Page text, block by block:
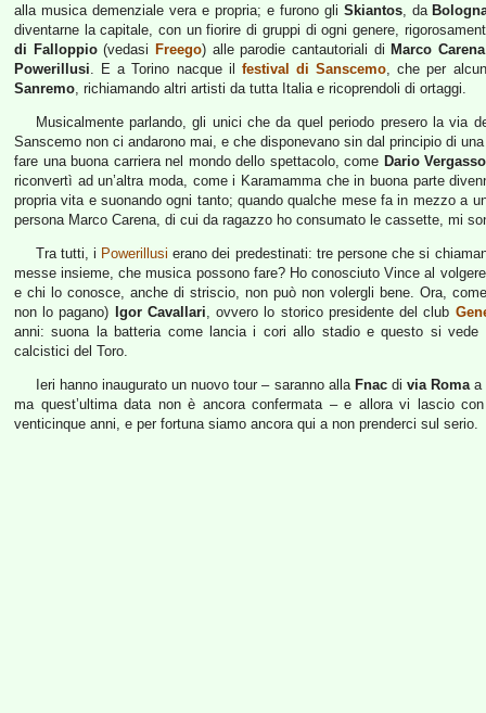
alla musica demenziale vera e propria; e furono gli Skiantos, da
diventarne la capitale, con un fiorire di gruppi di ogni genere,
di Falloppio(vedasi Freego) alle parodie cantautoriali di Marco Carena
Powerillusi. E a Torino nacque il festival di Sanscemo, che per
Sanremo, richiamando altri artisti da tutta Italia e ricoprendoli di ortaggi.
Musicalmente parlando, gli unici che da quel periodo presero la via
Sanscemo non ci andarono mai, e che disponevano sin dal principio di
fare una buona carriera nel mondo dello spettacolo, come Dario
riconvertì ad un’altra moda, come i Karamamma che in buona parte
propria vita e suonando ogni tanto; quando qualche mese fa in mezzo a
persona Marco Carena, di cui da ragazzo ho consumato le cassette, mi
Tra tutti, i Powerillusi erano dei predestinati: tre persone che si
messe insieme, che musica possono fare? Ho conosciuto Vince al
e chi lo conosce, anche di striscio, non può non volergli bene. Ora,
non lo pagano)
Igor Cavallari, ovvero lo storico presidente del club
anni: suona la batteria come lancia i cori allo stadio e questo si
calcistici del Toro.
Ieri hanno inaugurato un nuovo tour – saranno alla Fnacdivia Romaa
ma quest’ultima data non è ancora confermata – e allora vi lascio
venticinque anni, e per fortuna siamo ancora qui a non prenderci sul serio.